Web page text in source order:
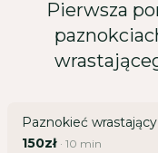
Pierwsza
Paznokieć
150zł · 10 min